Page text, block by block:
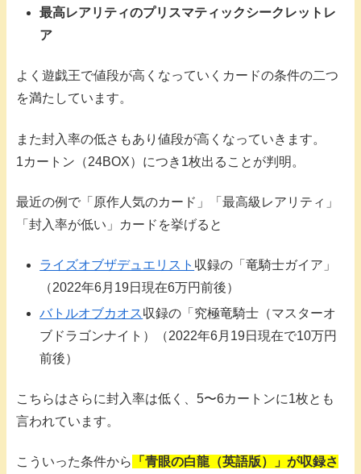
最高レアリティのプリスマティックシークレットレ
ア
よく遊戯王で値段が高くなっていくカードの条件の二つ
を満たしています。
また封入率の低さもあり値段が高くなっていきます。
1カートン（24BOX）につき1枚出ることが判明。
最近の例で「原作人気のカード」「最高級レアリティ」
「封入率が低い」カードを挙げると
ライズオブザデュエリスト 収録の「竜騎士ガイア」
（2022年6月19日現在6万円前後）
バトルオブカオス収録の「究極竜騎士（マスターオ
ブドラゴンナイト）（2022年6月19日現在で10万円
前後）
こちらはさらに封入率は低く、5〜6カートンに1枚とも
言われています。
こういった条件から
「青眼の白龍（英語版）」が収録さ